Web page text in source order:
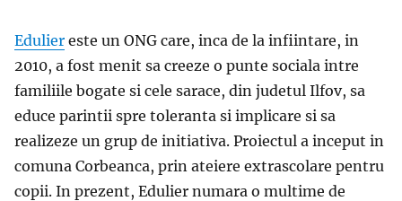
Edulier este un ONG care, inca de la infiintare, in
2010, a fost menit sa creeze o punte sociala intre
familiile bogate si cele sarace, din judetul Ilfov, sa
educe parintii spre toleranta si implicare si sa
realizeze un grup de initiativa. Proiectul a inceput in
comuna Corbeanca, prin ateiere extrascolare pentru
copii. In prezent, Edulier numara o multime de